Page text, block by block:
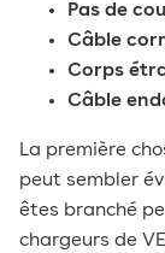
Pas de
Câble
Corps
Câble
La première
peut sembler
êtes branché
chargeurs de